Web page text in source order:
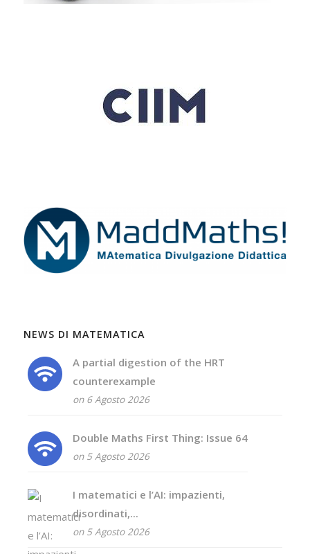
NEWS DI MATEMATICA
A partial digestion of the HRT
counterexample
on 6 Agosto 2026
Double Maths First Thing: Issue 64
on 5 Agosto 2026
I matematici e l’AI: impazienti,
disordinati,...
on 5 Agosto 2026